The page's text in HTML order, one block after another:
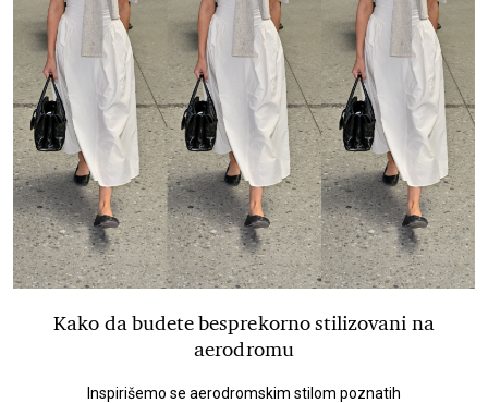
Kako da budete besprekorno stilizovani na
aerodromu
Inspirišemo se aerodromskim stilom poznatih